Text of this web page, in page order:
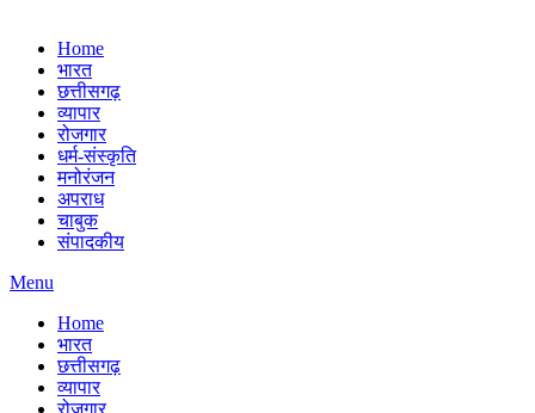
Home
भारत
छत्तीसगढ़
व्यापार
रोजगार
धर्म-संस्कृति
मनोरंजन
अपराध
चाबुक
संपादकीय
Menu
Home
भारत
छत्तीसगढ़
व्यापार